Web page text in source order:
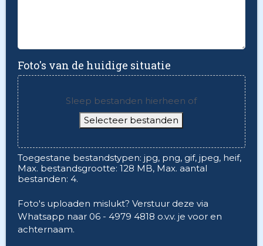
Foto's van de huidige situatie
Sleep bestanden hierheen of
Selecteer bestanden
Toegestane bestandstypen: jpg, png, gif, jpeg, heif,
Max. bestandsgrootte: 128 MB, Max. aantal
bestanden: 4.
Foto's uploaden mislukt? Verstuur deze via
Whatsapp naar 06 - 4979 4818 o.v.v. je voor en
achternaam.